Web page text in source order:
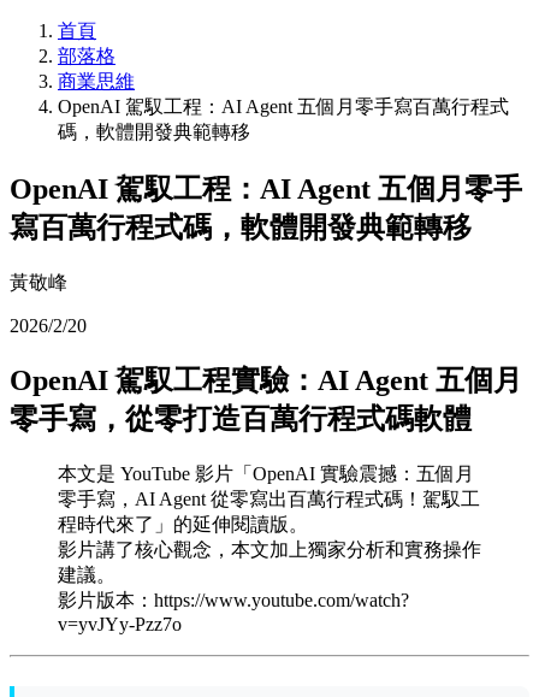
首頁
部落格
商業思維
OpenAI 駕馭工程：AI Agent 五個月零手寫百萬行程式
碼，軟體開發典範轉移
OpenAI 駕馭工程：AI Agent 五個月零手
寫百萬行程式碼，軟體開發典範轉移
黃敬峰
2026/2/20
OpenAI 駕馭工程實驗：AI Agent 五個月
零手寫，從零打造百萬行程式碼軟體
本文是 YouTube 影片「OpenAI 實驗震撼：五個月
零手寫，AI Agent 從零寫出百萬行程式碼！駕馭工
程時代來了」的延伸閱讀版。
影片講了核心觀念，本文加上獨家分析和實務操作
建議。
影片版本：https://www.youtube.com/watch?
v=yvJYy-Pzz7o